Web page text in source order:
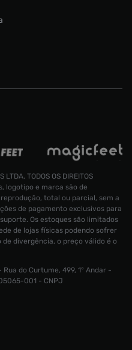
Tênis Nike
TODOS OS DIREITOS
logotipo e marca são de
total ou parcial, sem a
de pagamento exclusivos para
Os estoques são limitados
de lojas físicas podendo sofrer
divergência, o preço válido é o
- Rua do Curtume, 499, 1° Andar -
001 - CNPJ